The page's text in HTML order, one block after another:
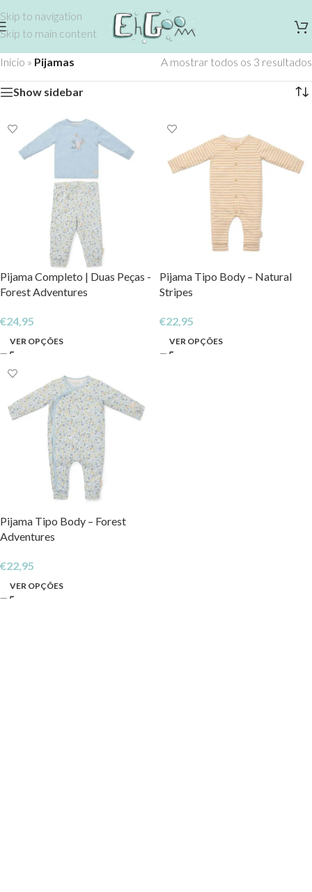
Skip to navigation
Skip to main content
Início » Pijamas A mostrar todos os 3 resultados
Show sidebar
Pijama Completo | Duas Peças -
Forest Adventures
€24,95
VER OPÇÕES
Pijama Tipo Body – Natural
Stripes
€22,95
VER OPÇÕES
Pijama Tipo Body – Forest
Adventures
€22,95
VER OPÇÕES